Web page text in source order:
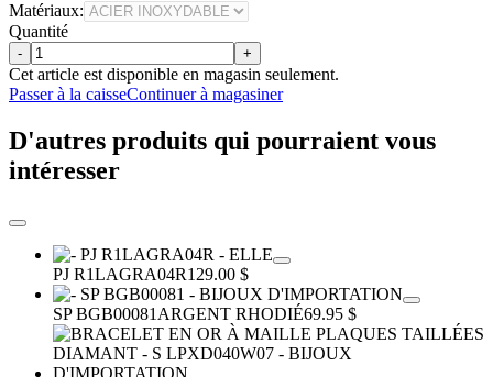
Matériaux:
Quantité
- +
Cet article est disponible en magasin seulement.
Passer à la caisseContinuer à magasiner
D'autres produits qui pourraient vous
intéresser
PJ R1LAGRA04R129.00 $
SP BGB00081 ARGENT RHODIÉ69.95 $